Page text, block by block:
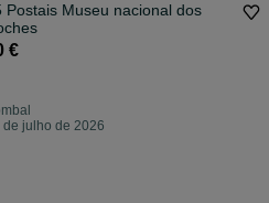
Postais Museu nacional dos
€
de julho de 2026